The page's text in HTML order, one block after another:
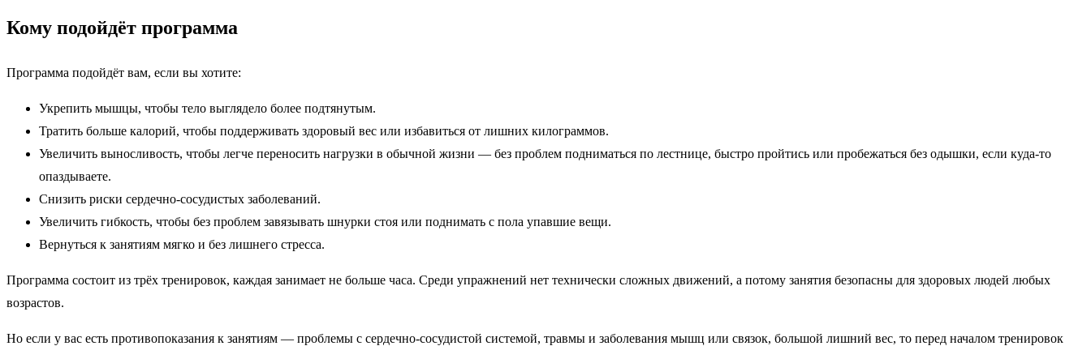
Кому подойдёт программа
Программа подойдёт вам, если вы хотите:
Укрепить мышцы, чтобы тело выглядело более подтянутым.
Тратить больше калорий, чтобы поддерживать здоровый вес или избавиться от лишних килограммов.
Увеличить выносливость, чтобы легче переносить нагрузки в обычной жизни — без проблем подниматься по лестнице, быстро пройтись или пробежаться без одышки, если куда-то
опаздываете.
Снизить риски сердечно-сосудистых заболеваний.
Увеличить гибкость, чтобы без проблем завязывать шнурки стоя или поднимать с пола упавшие вещи.
Вернуться к занятиям мягко и без лишнего стресса.
Программа состоит из трёх тренировок, каждая занимает не больше часа. Среди упражнений нет технически сложных движений, а потому занятия безопасны для здоровых людей любых
возрастов.
Но если у вас есть противопоказания к занятиям — проблемы с сердечно-сосудистой системой, травмы и заболевания мышц или связок, большой лишний вес, то перед началом тренировок